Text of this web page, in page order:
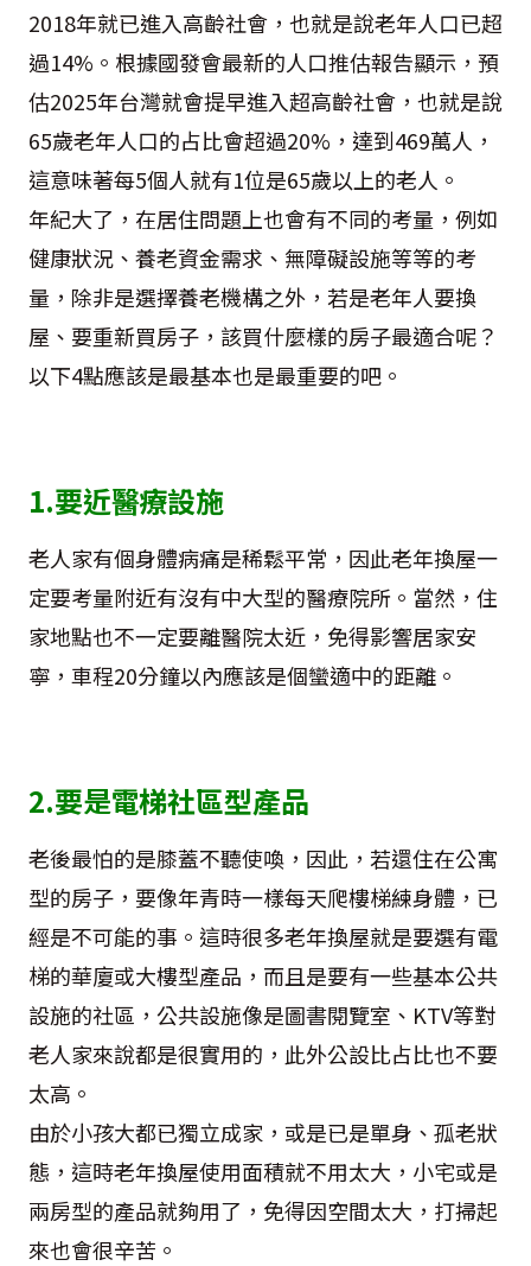
2018年就已進入高齡社會，也就是說老年人口已超
過14%。根據國發會最新的人口推估報告顯示，預
估2025年台灣就會提早進入超高齡社會，也就是說
65歲老年人口的占比會超過20%，達到469萬人，
這意味著每5個人就有1位是65歲以上的老人。
年紀大了，在居住問題上也會有不同的考量，例如
健康狀況、養老資金需求、無障礙設施等等的考
量，除非是選擇養老機構之外，若是老年人要換
屋、要重新買房子，該買什麼樣的房子最適合呢？
以下4點應該是最基本也是最重要的吧。
1.要近醫療設施
老人家有個身體病痛是稀鬆平常，因此老年換屋一
定要考量附近有沒有中大型的醫療院所。當然，住
家地點也不一定要離醫院太近，免得影響居家安
寧，車程20分鐘以內應該是個蠻適中的距離。
2.要是電梯社區型產品
老後最怕的是膝蓋不聽使喚，因此，若還住在公寓
型的房子，要像年青時一樣每天爬樓梯練身體，已
經是不可能的事。這時很多老年換屋就是要選有電
梯的華廈或大樓型產品，而且是要有一些基本公共
設施的社區，公共設施像是圖書閱覽室、KTV等對
老人家來說都是很實用的，此外公設比占比也不要
太高。
由於小孩大都已獨立成家，或是已是單身、孤老狀
態，這時老年換屋使用面積就不用太大，小宅或是
兩房型的產品就夠用了，免得因空間太大，打掃起
來也會很辛苦。